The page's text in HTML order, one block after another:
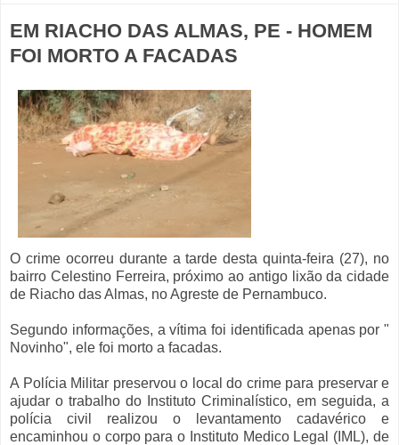
EM RIACHO DAS ALMAS, PE - HOMEM
FOI MORTO A FACADAS
O crime ocorreu durante a tarde desta quinta-feira (27), no
bairro Celestino Ferreira, próximo ao antigo lixão da cidade
de Riacho das Almas, no Agreste de Pernambuco.
Segundo informações, a vítima foi identificada apenas por "
Novinho", ele foi morto a facadas.
A Polícia Militar preservou o local do crime para preservar e
ajudar o trabalho do Instituto Criminalístico, em seguida, a
polícia civil realizou o levantamento cadavérico e
encaminhou o corpo para o Instituto Medico Legal (IML), de